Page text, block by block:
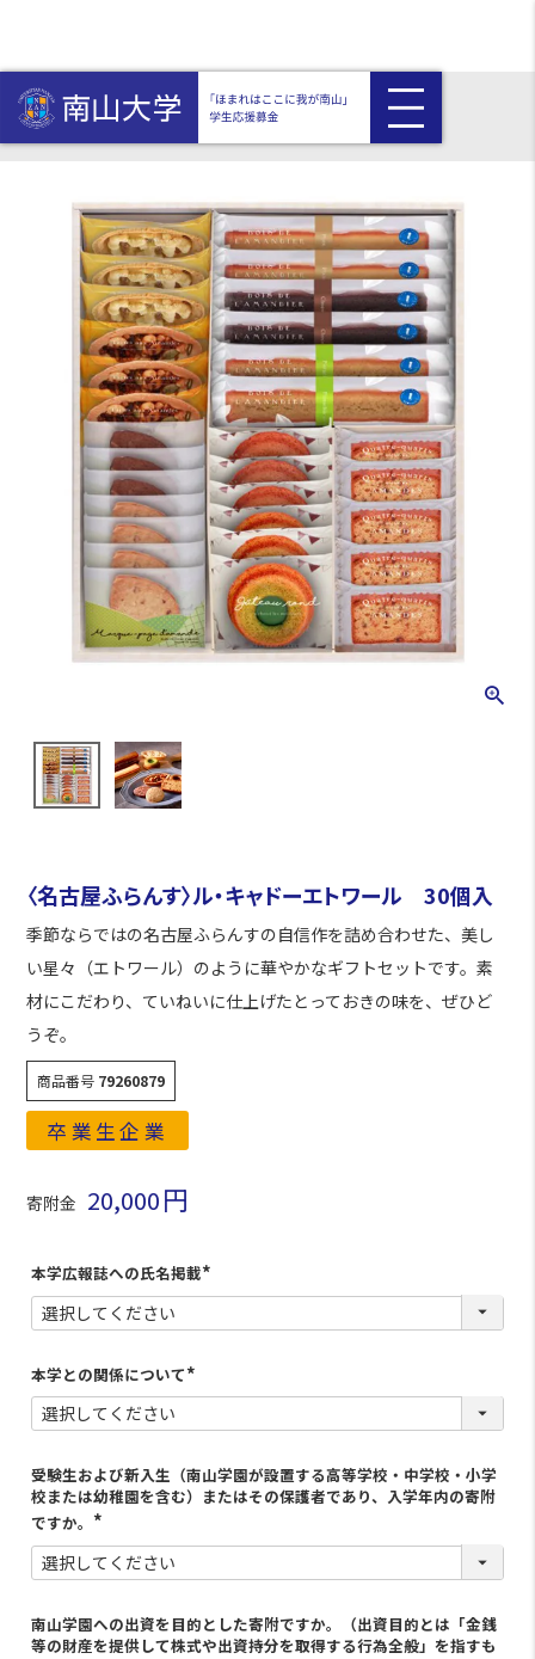
HOME
返礼品付き
〈名古屋ふらんす〉ル・キャドーエトワール 30個入
〈名古屋ふらんす〉ル・キャドーエトワール 30個入
季節ならではの名古屋ふらんすの自信作を詰め合わせた、美し
い星々（エトワール）のように華やかなギフトセットです。素
材にこだわり、ていねいに仕上げたとっておきの味を、ぜひど
うぞ。
商品番号 79260879
卒業生企業
寄附金 20,000
本学広報誌への氏名掲載
(
須
本学との関係について
(
須
受験生および新入生（南山学園が設置する高等学校・中学校・小学
校または幼稚園を含む）またはその保護者であり、入学年内の寄附
ですか。
南山学園への出資を目的とした寄附ですか。（出資目的とは「金銭
等の財産を提供して株式や出資持分を取得する行為全般」を指すも